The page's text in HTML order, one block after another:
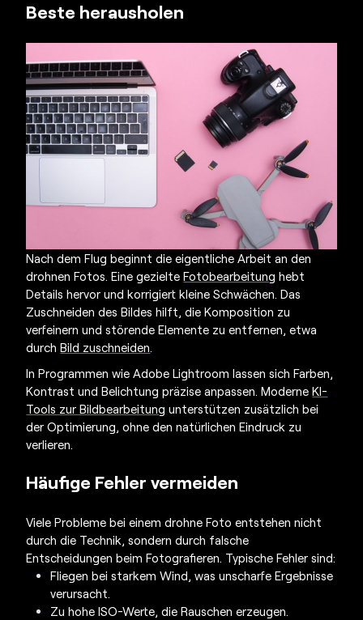
Beste herausholen
Nach dem Flug beginnt die eigentliche Arbeit an den
drohnen Fotos. Eine gezielteFotobearbeitung hebt
Details hervor und korrigiert kleine Schwächen. Das
Zuschneiden des Bildes hilft, die Komposition zu
verfeinern und störende Elemente zu entfernen, etwa
durchBild zuschneiden.
In Programmen wie Adobe Lightroom lassen sich Farben,
Kontrast und Belichtung präzise anpassen. ModerneKI-
Tools zur Bildbearbeitung unterstützen zusätzlich bei
der Optimierung, ohne den natürlichen Eindruck zu
verlieren.
Häufige Fehler vermeiden
Viele Probleme bei einemdrohne Foto entstehen nicht
durch die Technik, sondern durch falsche
Entscheidungen beim Fotografieren. Typische Fehler sind:
Fliegen bei starkem Wind, was unscharfe Ergebnisse
verursacht.
Zu hohe ISO-Werte, die Rauschen erzeugen.